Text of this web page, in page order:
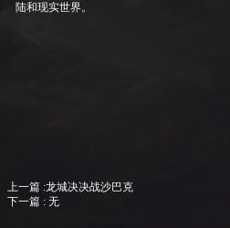
陆和现实世界。
上一篇 :龙城决决战沙巴克
下一篇 : 无